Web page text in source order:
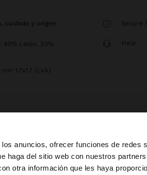
anuncios, ofrecer funciones de redes
haga del sitio web con nuestros
otra información que les haya
de United States?
cuidado y origen
Latón, 20%
1.7x1.7 (LxA)
Secure
Help